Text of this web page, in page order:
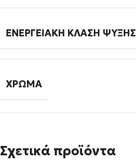
ΕΝΕΡΓΕΙΑΚΉ ΚΛΆΣΗ ΨΎΞΗΣ
ΧΡΏΜΑ
Σχετικά προϊόντα